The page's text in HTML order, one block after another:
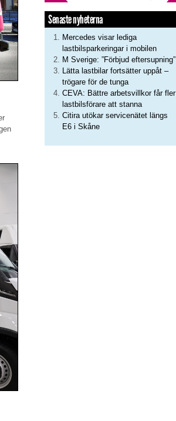
Senaste nyheterna
Mercedes visar lediga
lastbilsparkeringar i mobilen
M Sverige: ”Förbjud eftersupning”
Lätta lastbilar fortsätter uppåt –
trögare för de tunga
CEVA: Bättre arbetsvillkor får fler
lastbilsförare att stanna
Citira utökar servicenätet längs
E6 i Skåne